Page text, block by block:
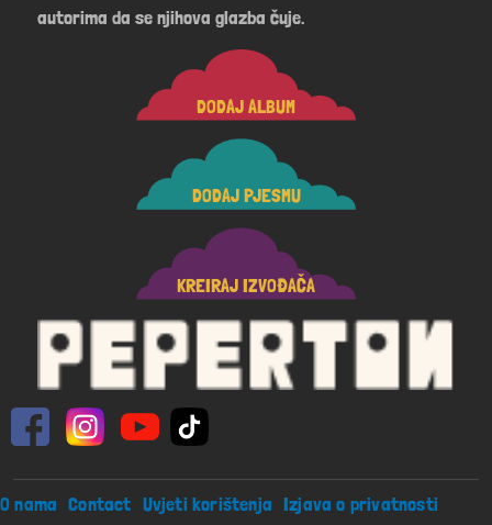
autorima da se njihova glazba čuje.
DODAJ ALBUM
DODAJ PJESMU
KREIRAJ IZVOĐAČA
Footer menu
O nama Contact Uvjeti korištenja Izjava o privatnosti